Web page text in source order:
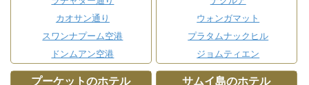
カオサン通り
スワンナプーム空港
ドンムアン空港
ウォンガマット
プラタムナックヒル
ジョムティエン
プーケットのホテル サムイ島のホテル